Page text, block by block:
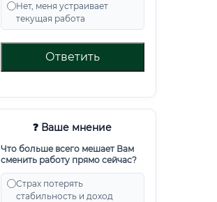
Нет, меня устраивает
текущая работа
Ответить
❓ Ваше мнение
Что больше всего мешает Вам
сменить работу прямо сейчас?
Страх потерять
стабильность и доход